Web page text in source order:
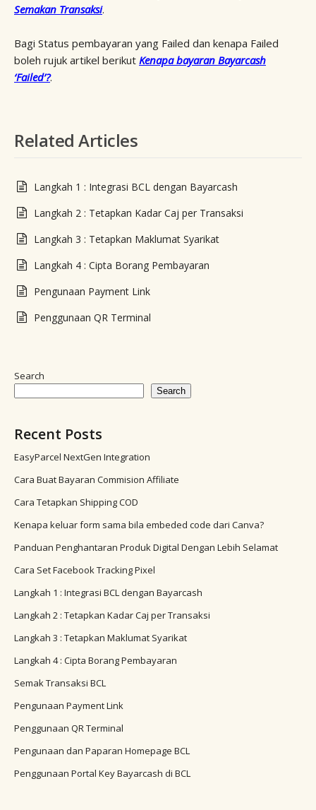
Semakan Transaksi.
Bagi Status pembayaran yang Failed dan kenapa Failed
boleh rujuk artikel berikut Kenapa bayaran Bayarcash
‘Failed’?.
Related Articles
Langkah 1 : Integrasi BCL dengan Bayarcash
Langkah 2 : Tetapkan Kadar Caj per Transaksi
Langkah 3 : Tetapkan Maklumat Syarikat
Langkah 4 : Cipta Borang Pembayaran
Pengunaan Payment Link
Penggunaan QR Terminal
Search
Search
Recent Posts
EasyParcel NextGen Integration
Cara Buat Bayaran Commision Affiliate
Cara Tetapkan Shipping COD
Kenapa keluar form sama bila embeded code dari Canva?
Panduan Penghantaran Produk Digital Dengan Lebih Selamat
Cara Set Facebook Tracking Pixel
Langkah 1 : Integrasi BCL dengan Bayarcash
Langkah 2 : Tetapkan Kadar Caj per Transaksi
Langkah 3 : Tetapkan Maklumat Syarikat
Langkah 4 : Cipta Borang Pembayaran
Semak Transaksi BCL
Pengunaan Payment Link
Penggunaan QR Terminal
Pengunaan dan Paparan Homepage BCL
Penggunaan Portal Key Bayarcash di BCL